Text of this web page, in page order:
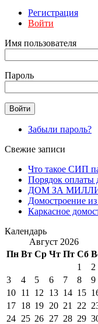
Регистрация
Войти
Имя пользователя
Пароль
Забыли пароль?
Свежие записи
Что такое СИП
Порядок оплаты
ДОМ ЗА
Домостроение
Каркасное
Календарь
Август 2026
Пн Вт Ср Чт Пт Сб
1
2
3
4 5 6 7 8
9
10 11 12 13 14 15
17 18 19 20 21 22
24 25 26 27 28 29